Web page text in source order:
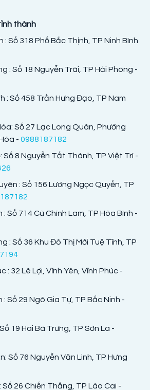
thành
: Số 318 Phố Bắc Thịnh, TP Ninh Bình
: Số 18 Nguyễn Trãi, TP Hải Phòng -
: Số 458 Trần Hưng Đạo, TP Nam
Số 27 Lạc Long Quân, Phường
- 0988187182
Số 8 Nguyễn Tất Thành, TP Việt Trì -
: Số 156 Lương Ngọc Quyến, TP
Số 714 Cù Chính Lam, TP Hòa Bình -
: Số 36 Khu Đô Thị Mới Tuệ Tĩnh, TP
: 32 Lê Lợi, Vĩnh Yên, Vĩnh Phúc -
Số 29 Ngô Gia Tự, TP Bắc Ninh -
19 Hai Bà Trưng, TP Sơn La -
Số 76 Nguyễn Văn Linh, TP Hưng
26 Chiến Thắng, TP Lào Cai -